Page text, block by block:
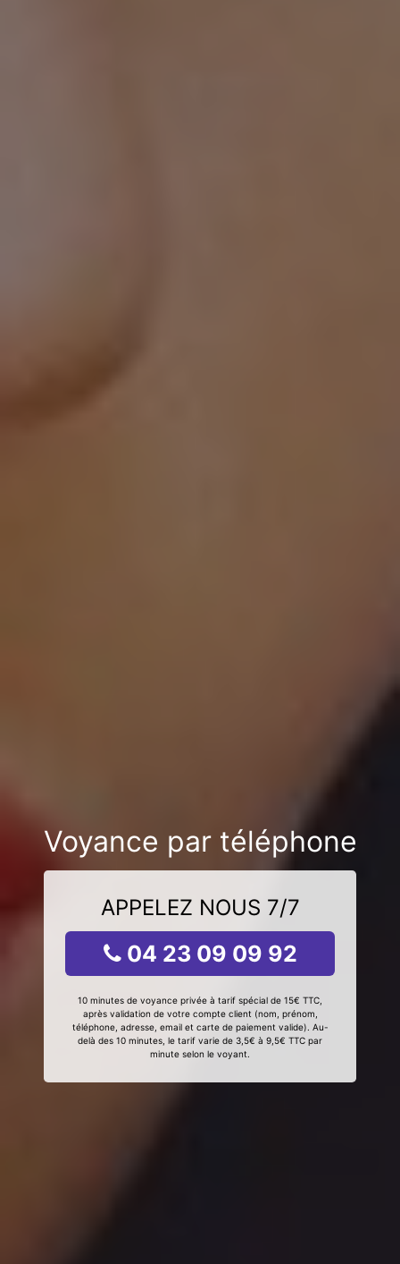
Voyance par téléphone
APPELEZ NOUS 7/7
04 23 09 09 92
10 minutes de voyance privée à tarif spécial de 15€ TTC,
après validation de votre compte client (nom, prénom,
téléphone, adresse, email et carte de paiement valide). Au-
delà des 10 minutes, le tarif varie de 3,5€ à 9,5€ TTC par
minute selon le voyant.